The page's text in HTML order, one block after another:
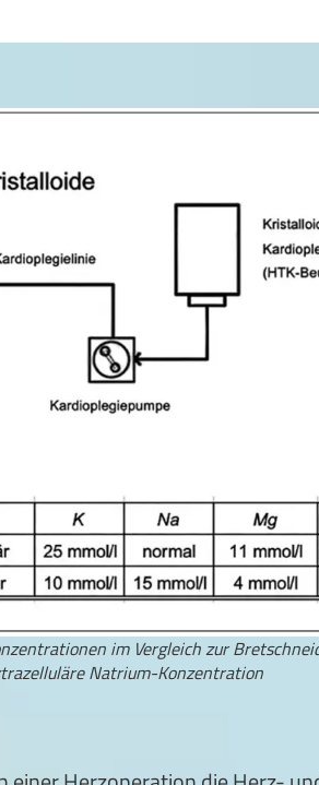
im Vergleich zur
Natrium-Konzentration